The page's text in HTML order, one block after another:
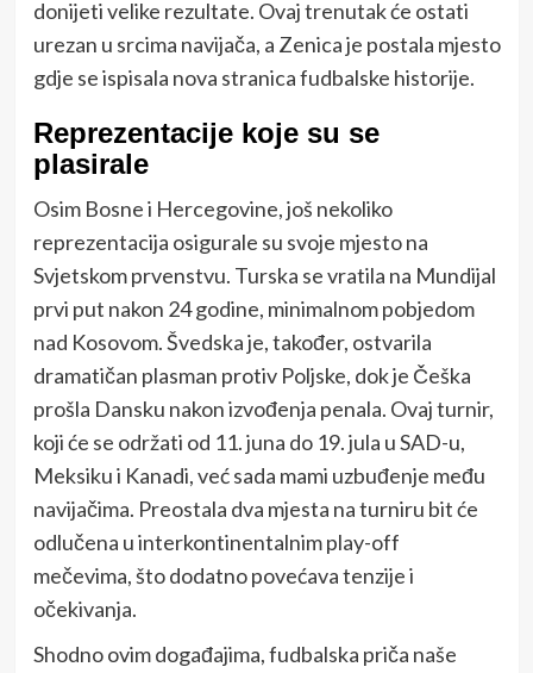
donijeti velike rezultate. Ovaj trenutak će ostati
urezan u srcima navijača, a Zenica je postala mjesto
gdje se ispisala nova stranica fudbalske historije.
Reprezentacije koje su se
plasirale
Osim Bosne i Hercegovine, još nekoliko
reprezentacija osigurale su svoje mjesto na
Svjetskom prvenstvu. Turska se vratila na Mundijal
prvi put nakon 24 godine, minimalnom pobjedom
nad Kosovom. Švedska je, također, ostvarila
dramatičan plasman protiv Poljske, dok je Češka
prošla Dansku nakon izvođenja penala. Ovaj turnir,
koji će se održati od 11. juna do 19. jula u SAD-u,
Meksiku i Kanadi, već sada mami uzbuđenje među
navijačima. Preostala dva mjesta na turniru bit će
odlučena u interkontinentalnim play-off
mečevima, što dodatno povećava tenzije i
očekivanja.
Shodno ovim događajima, fudbalska priča naše